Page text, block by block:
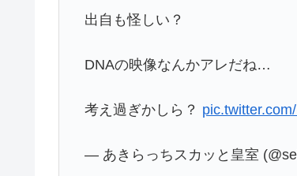
出自も怪しい？
DNAの映像なんかアレだね…
考え過ぎかしら？
— あきらっちスカッと皇室